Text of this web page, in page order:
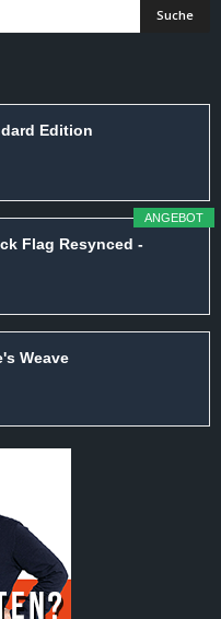
Edition
ANGEBOT
Flag Resynced -
Weave